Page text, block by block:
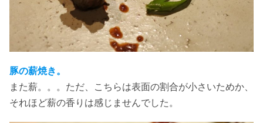
豚の薪焼き。
また薪。。。ただ、こちらは表面の割合が小さいためか、
それほど薪の香りは感じませんでした。